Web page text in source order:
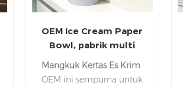
OEM Ice Cream Paper
Bowl, pabrik multi
ukuran langsung dijual
Mangkuk Kertas Es Krim
OEM ini sempurna untuk